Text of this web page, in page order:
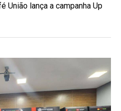
União lança a campanha Up